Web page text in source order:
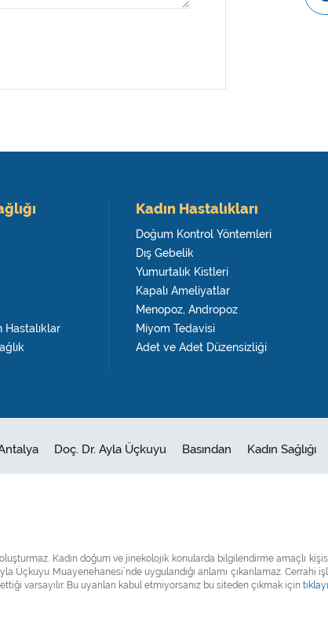
Hastalıklar
Kadın Hastalıkları
Doğum Kontrol Yöntemleri
Dış Gebelik
Yumurtalık Kistleri
Kapalı Ameliyatlar
Menopoz, Andropoz
Miyom Tedavisi
Adet ve Adet Düzensizliği
Doç. Dr. Ayla Üçkuyu Basından Kadın Sağlığı
Kadın doğum ve jinekolojik konularda bilgilendirme amaçlı
Muayenehanesi`nde uygulandığı anlamı çıkarılamaz. Cerrahi
varsayılır. Bu uyarıları kabul etmiyorsanız bu siteden çıkmak için